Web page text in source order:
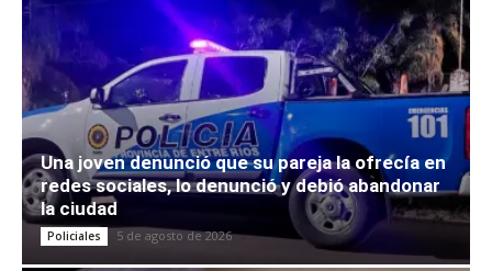
Una joven denunció que su pareja la ofrecía en
redes sociales, lo denunció y debió abandonar
la ciudad
Policiales 5 de agosto de 2026